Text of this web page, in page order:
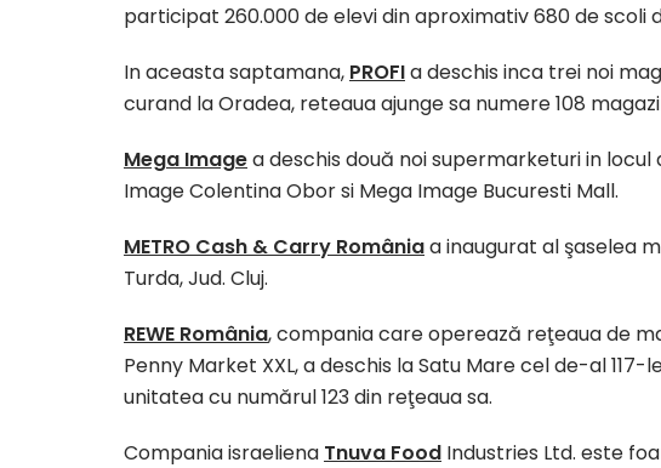
participat 260.000 de elevi din aproximativ 680 de scoli
In aceasta saptamana, PROFIa deschis inca trei noi
curand la Oradea, reteaua ajunge sa numere 108
Mega Imagea deschis două noi supermarketuri in
Image Colentina Obor si Mega Image Bucuresti Mall.
METRO Cash & Carry Româniaa inaugurat al şaselea
Turda, Jud. Cluj.
REWE România, compania care operează reţeaua de
Penny Market XXL, a deschis la Satu Mare cel de-al
unitatea cu numărul 123 din reţeaua sa.
Compania israeliena Tnuva Food Industries Ltd. este